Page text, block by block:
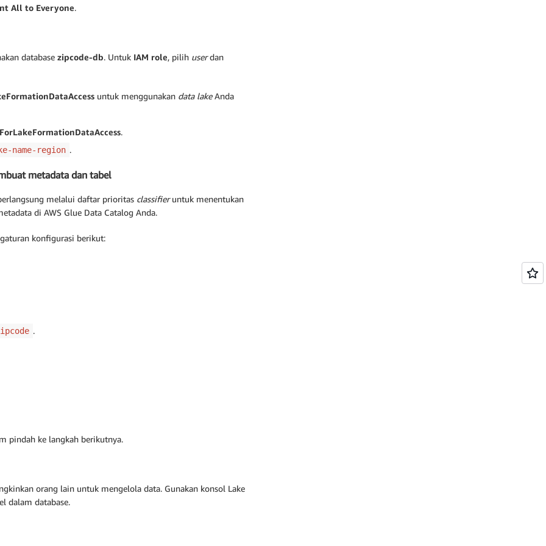
All to Everyone.
database zipcode-db. Untuk IAM role, pilih userdan
untuk menggunakan data lakeAnda
.
name-region .
metadata dan tabel
melalui daftar prioritas classifieruntuk menentukan
di AWS Glue Data Catalog Anda.
konfigurasi berikut:
.
pindah ke langkah berikutnya.
orang lain untuk mengelola data. Gunakan konsol Lake
dalam database.